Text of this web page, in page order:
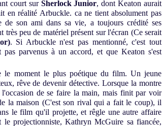
court sur Sherlock Junior, dont Keaton aurait
en réalité Arbuckle. ca ne tient absolument pas
son ami dans sa vie, a toujours crédité ses
peu de matériel présent sur l'écran (Ce serait
. Si Arbuckle n'est pas mentionné, c'est tout
parvenus à un accord, et que Keaton s'est
le moment le plus poétique du film. Un jeune
rêve de devenir détective. Lorsque la montre
de se faire la main, mais finit par voir
la maison (C'est son rival qui a fait le coup), il
le film qu'il projette, et rêgle une autre affaire
le projectionniste, Kathryn McGuire sa fiancée,